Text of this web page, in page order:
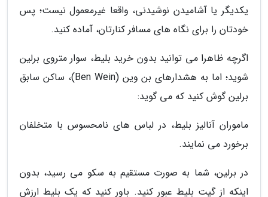
یکدیگر یا آشامیدن نوشیدنی، واقعا غیرمعمول نیست؛ پس
خودتان را برای نگاه های مسافر کنارتان، آماده کنید.
اگرچه ظاهرا می توانید بدون خرید بلیط، سوار متروی برلین
شوید؛ اما به هشدارهای بن وین (Ben Wein)، ساکن سابق
برلین گوش کنید که می گوید:
ماموران آنالیز بلیط، در لباس های نامحسوس با متخلفان
برخورد می نمایند.
در برلین، شما به صورت مستقیم به سکو می رسید، بدون
اینکه از گیت بلیط عبور کنید. باور کنید که یک بلیط ارزش